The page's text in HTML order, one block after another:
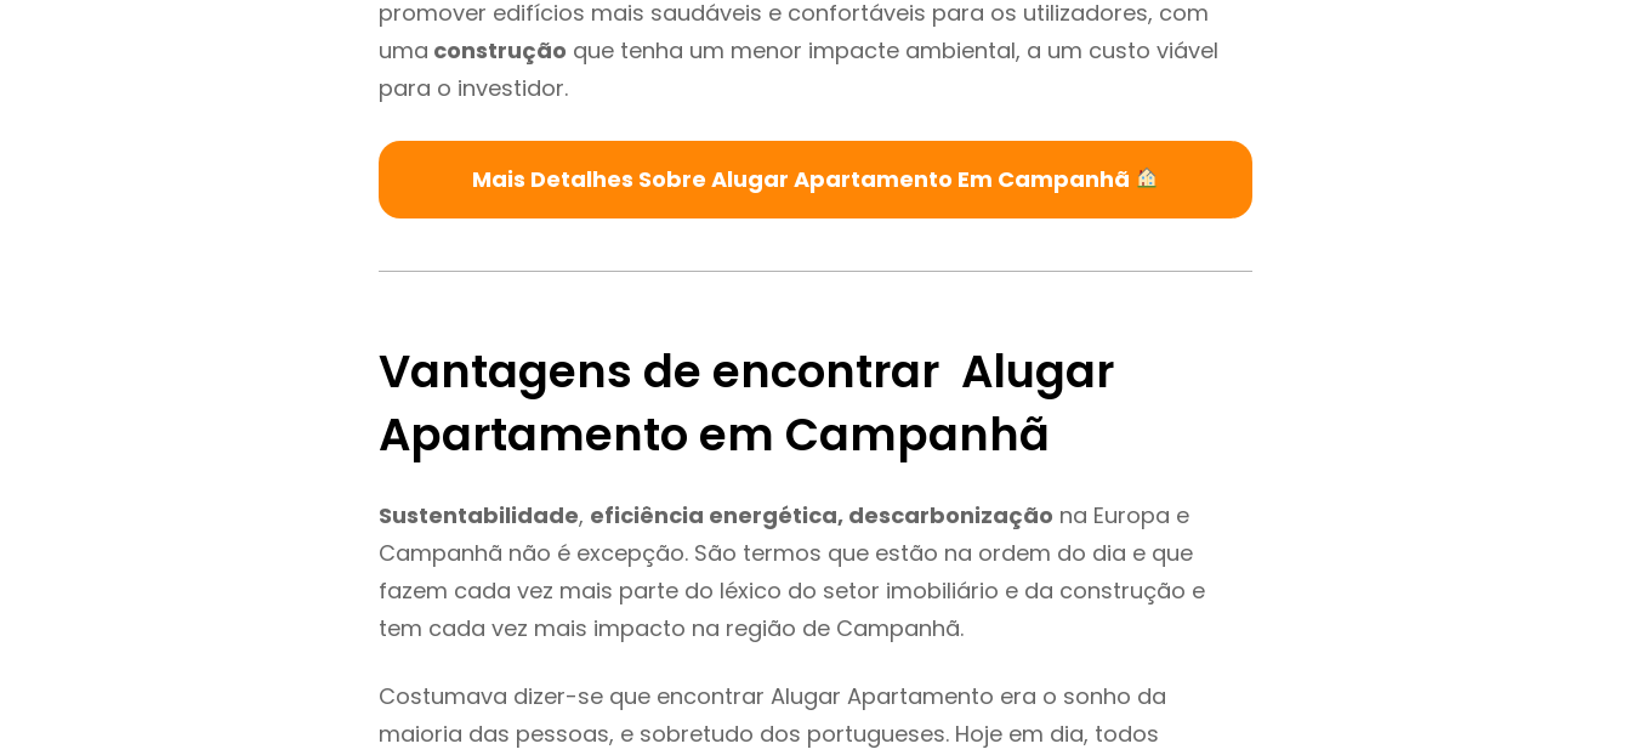
promover edifícios mais saudáveis e confortáveis para os utilizadores, com
uma construção que tenha um menor impacte ambiental, a um custo viável
para o investidor.
Mais Detalhes Sobre Alugar Apartamento Em Campanhã
Vantagens de encontrar Alugar
Apartamento em Campanhã
Sustentabilidade, eficiência energética, descarbonização na Europa e
Campanhã não é excepção. São termos que estão na ordem do dia e que
fazem cada vez mais parte do léxico do setor imobiliário e da construção e
tem cada vez mais impacto na região de Campanhã.
Costumava dizer-se que encontrar Alugar Apartamento era o sonho da
maioria das pessoas, e sobretudo dos portugueses. Hoje em dia, todos